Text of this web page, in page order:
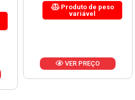
Produto de peso
variável
VER PREÇO